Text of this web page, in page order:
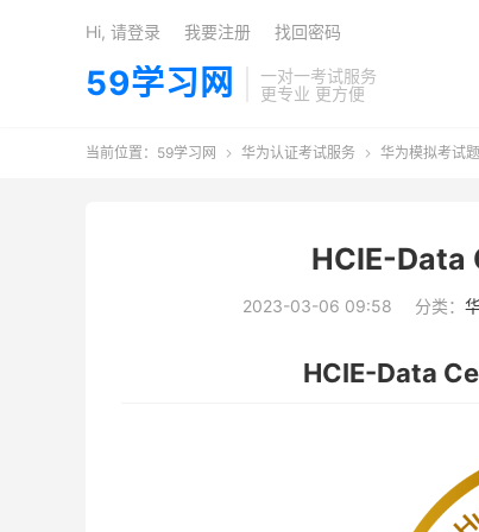
59学习网
一对一考试服务
更专业 更方便
Hi, 请登录 我要注册 找回密码
当前位置： 59学习网  华为认证考试服务  华为模拟考试
HCIE-Data
2023-03-06 09:58 分类：
HCIE-Data